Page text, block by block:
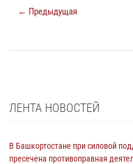
← Предыдущая
ЛЕНТА НОВОСТЕЙ
В Башкортостане при силовой
пресечена противоправная